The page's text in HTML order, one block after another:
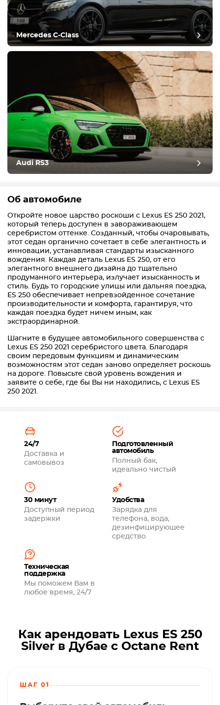
Mercedes C-Class
Audi RS3
Об автомобиле
Откройте новое царство роскоши с Lexus ES 250 2021,
который теперь доступен в завораживающем
серебристом оттенке. Созданный, чтобы очаровывать,
этот седан органично сочетает в себе элегантность и
инновации, устанавливая стандарты изысканного
вождения. Каждая деталь Lexus ES 250, от его
элегантного внешнего дизайна до тщательно
продуманного интерьера, излучает изысканность и
стиль. Будь то городские улицы или дальняя поездка,
ES 250 обеспечивает непревзойденное сочетание
производительности и комфорта, гарантируя, что
каждая поездка будет ничем иным, как
экстраординарной.
Шагните в будущее автомобильного совершенства с
Lexus ES 250 2021 серебристого цвета. Благодаря
своим передовым функциям и динамическим
возможностям этот седан заново определяет роскошь
на дороге. Повысьте свой уровень вождения и
заявите о себе, где бы Вы ни находились, с Lexus ES
250 2021.
24/7
Доставка и
самовывоз
Подготовленный
автомобиль
Полный бак,
идеально чистый
30 минут
Доступный период
задержки
Удобства
Зарядка для
телефона, вода,
дезинфицирующее
средство
Техническая
поддержка
Мы поможем Вам в
любое время, 24/7
Как арендовать Lexus ES 250
Silver в Дубае с Octane Rent
ШАГ 01